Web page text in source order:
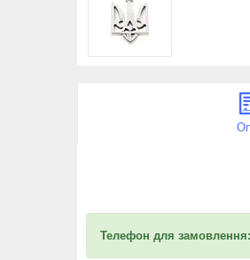
Телефон для замовлення: